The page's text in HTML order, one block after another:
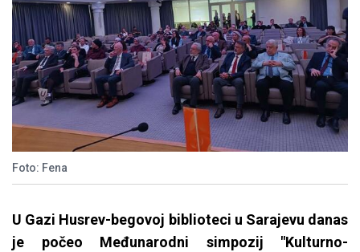
Foto: Fena
U Gazi Husrev-begovoj biblioteci u Sarajevu danas
je počeo Međunarodni simpozij "Kulturno-